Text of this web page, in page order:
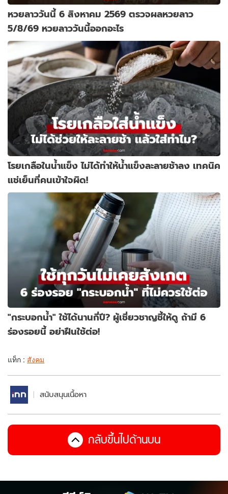
หวยลาววันนี้ 6 สิงหาคม 2569 ตรวจผลหวยลาว
5/8/69 หวยลาววันนี้ออกอะไร
โรยเกลือในน้ำแข็ง ไม่ได้ทำให้น้ำแข็งละลายช้าลง เทคนิค
แช่เย็นที่คนเข้าใจผิด!
"กระบอกน้ำ" ใช้ได้นานกี่ปี? ผู้เชี่ยวชาญชี้ให้ดู ถ้ามี 6
ร่องรอยนี้ อย่าฝืนใช้ต่อ!
แท็ก : สังคม
สนับสนุนเนื้อหา
กลับขึ้นไปด้านบน